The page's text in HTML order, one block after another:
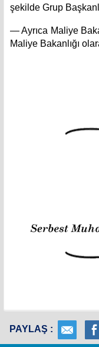
şekilde Grup
― Ayrıca Maliye
Maliye Bakanlığı
PAYLAŞ :